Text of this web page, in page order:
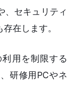
、セキュリティ
在します。
用を制限する
研修用PCやネ